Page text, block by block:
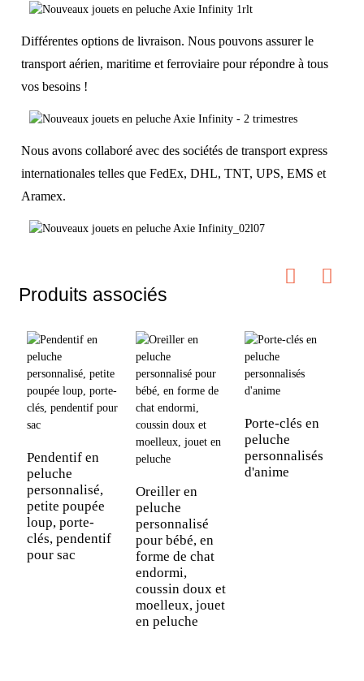
Différentes options de livraison. Nous pouvons assurer le
transport aérien, maritime et ferroviaire pour répondre à tous
vos besoins !
Nous avons collaboré avec des sociétés de transport express
internationales telles que FedEx, DHL, TNT, UPS, EMS et
Aramex.
Produits associés
Pendentif en
peluche
personnalisé,
petite poupée
loup, porte-
clés, pendentif
pour sac
Oreiller en
peluche
personnalisé
pour bébé, en
forme de chat
endormi,
coussin doux et
moelleux, jouet
en peluche
Porte-clés en
peluche
personnalisés
d'anime